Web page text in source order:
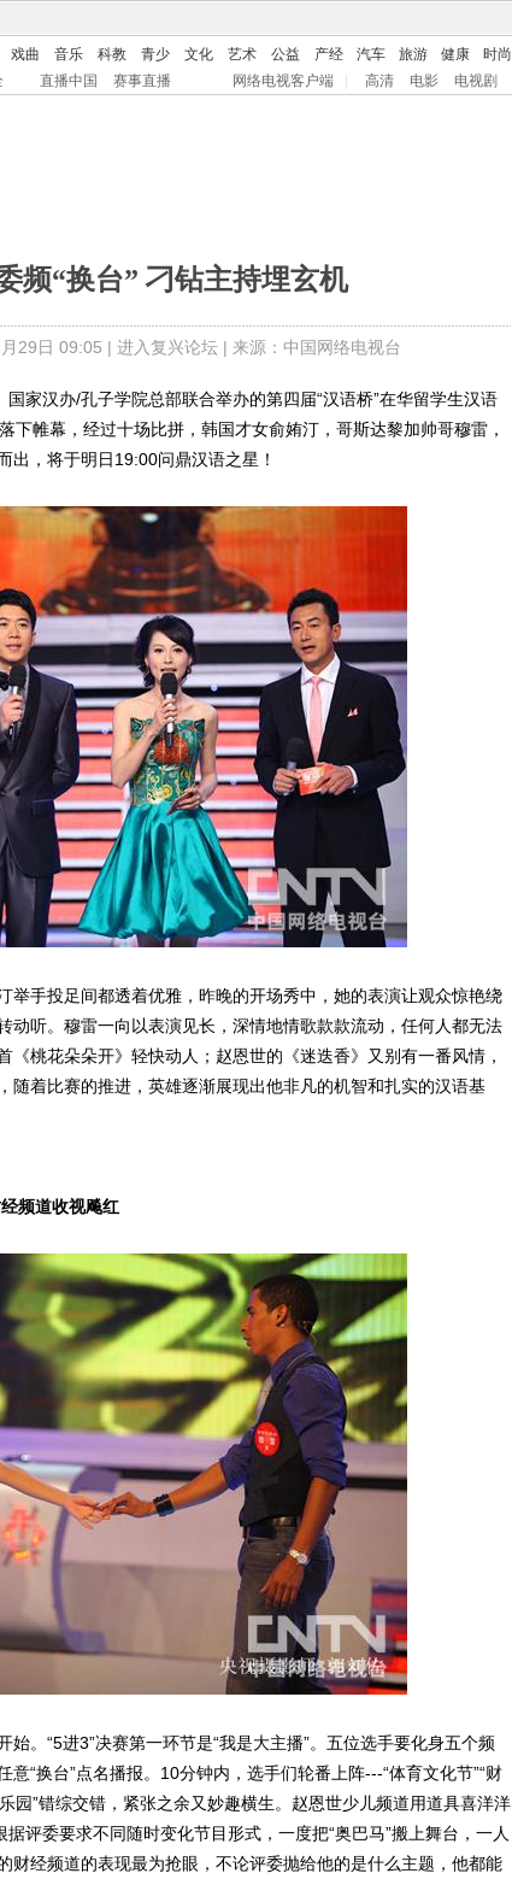
戏曲 音乐 科教 青少 文化 艺术 公益 产经 汽车 旅游 健康 时尚
直播中国 赛事直播 网络电视客户端 高清 电影 电视剧
频“换台” 刁钻主持埋玄机
29日 09:05 | 进入复兴论坛| 来源：中国网络电视台
汉办/孔子学院总部联合举办的第四届“汉语桥”在华留学生汉语
下帷幕，经过十场比拼，韩国才女俞姷汀，哥斯达黎加帅哥穆雷，
出，将于明日19:00问鼎汉语之星！
手投足间都透着优雅，昨晚的开场秀中，她的表演让观众惊艳绕
动听。穆雷一向以表演见长，深情地情歌款款流动，任何人都无法
《桃花朵朵开》轻快动人；赵恩世的《迷迭香》又别有一番风情，
随着比赛的推进，英雄逐渐展现出他非凡的机智和扎实的汉语基
频道收视飚红
。“5进3”决赛第一环节是“我是大主播”。五位选手要化身五个频
“换台”点名播报。10分钟内，选手们轮番上阵---“体育文化节”“财
乐园”错综交错，紧张之余又妙趣横生。赵恩世少儿频道用道具喜洋洋
评委要求不同随时变化节目形式，一度把“奥巴马”搬上舞台，一人
财经频道的表现最为抢眼，不论评委抛给他的是什么主题，他都能